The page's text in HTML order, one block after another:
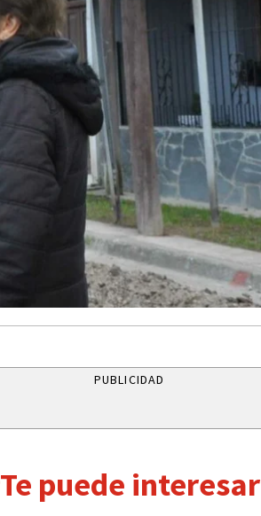
PUBLICIDAD
Te puede interesar